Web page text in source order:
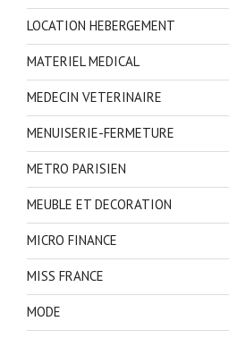
LOCATION HEBERGEMENT
MATERIEL MEDICAL
MEDECIN VETERINAIRE
MENUISERIE-FERMETURE
METRO PARISIEN
MEUBLE ET DECORATION
MICRO FINANCE
MISS FRANCE
MODE